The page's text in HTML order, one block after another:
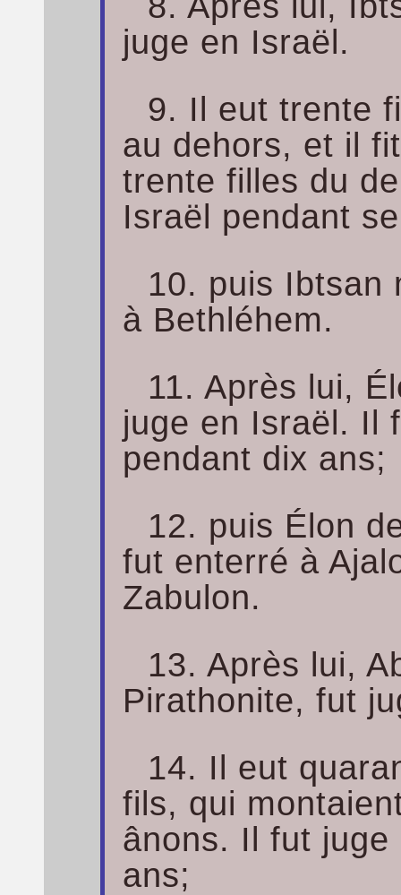
juge en Israël.
9. Il eut trente
au dehors, et il
trente filles du
Israël pendant
10. puis Ibtsan
à Bethléhem.
11. Après lui,
juge en Israël. Il
pendant dix ans;
12. puis Élon
fut enterré à
Zabulon.
13. Après lui,
Pirathonite, fut
14. Il eut
fils, qui
ânons. Il fut
ans;